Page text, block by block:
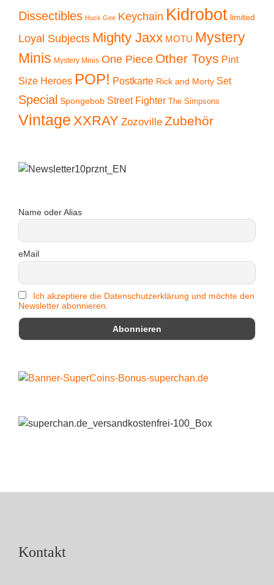
Dissectibles Huck Gee Keychain Kidrobot limited
Loyal Subjects Mighty Jaxx MOTU Mystery
Minis Mystery Minis One Piece Other Toys Pint
Size Heroes POP! Postkarte Rick and Morty Set
Special Spongebob Street Fighter The Simpsons
Vintage XXRAY Zozoville Zubehör
Name oder Alias
eMail
Ich akzeptiere die Datenschutzerklärung und möchte den
Newsletter abonnieren.
Kontakt